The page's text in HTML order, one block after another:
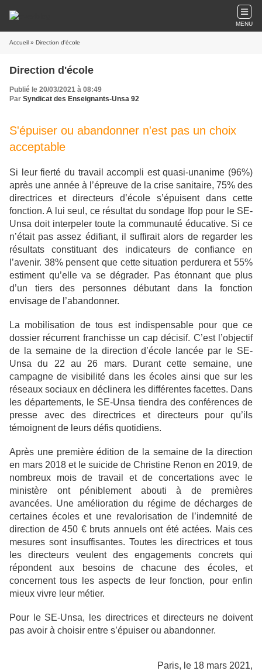
MENU
Accueil » Direction d'école
Direction d'école
Publié le 20/03/2021 à 08:49
Par Syndicat des Enseignants-Unsa 92
S'épuiser ou abandonner n'est pas un choix
acceptable
Si leur fierté du travail accompli est quasi-unanime (96%)
après une année à l’épreuve de la crise sanitaire, 75% des
directrices et directeurs d’école s’épuisent dans cette
fonction. A lui seul, ce résultat du sondage Ifop pour le SE-
Unsa doit interpeler toute la communauté éducative. Si ce
n’était pas assez édifiant, il suffirait alors de regarder les
résultats constituant des indicateurs de confiance en
l’avenir. 38% pensent que cette situation perdurera et 55%
estiment qu’elle va se dégrader. Pas étonnant que plus
d’un tiers des personnes débutant dans la fonction
envisage de l’abandonner.
La mobilisation de tous est indispensable pour que ce
dossier récurrent franchisse un cap décisif. C’est l’objectif
de la semaine de la direction d’école lancée par le SE-
Unsa du 22 au 26 mars. Durant cette semaine, une
campagne de visibilité dans les écoles ainsi que sur les
réseaux sociaux en déclinera les différentes facettes. Dans
les départements, le SE-Unsa tiendra des conférences de
presse avec des directrices et directeurs pour qu’ils
témoignent de leurs défis quotidiens.
Après une première édition de la semaine de la direction
en mars 2018 et le suicide de Christine Renon en 2019, de
nombreux mois de travail et de concertations avec le
ministère ont péniblement abouti à de premières
avancées. Une amélioration du régime de décharges de
certaines écoles et une revalorisation de l’indemnité de
direction de 450 € bruts annuels ont été actées. Mais ces
mesures sont insuffisantes. Toutes les directrices et tous
les directeurs veulent des engagements concrets qui
répondent aux besoins de chacune des écoles, et
concernent tous les aspects de leur fonction, pour enfin
mieux vivre leur métier.
Pour le SE-Unsa, les directrices et directeurs ne doivent
pas avoir à choisir entre s’épuiser ou abandonner.
Paris, le 18 mars 2021,